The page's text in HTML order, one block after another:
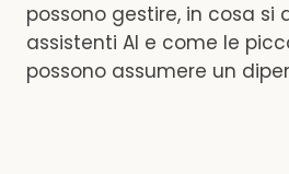
possono gestire, in cosa si
assistenti AI e come le
possono assumere un